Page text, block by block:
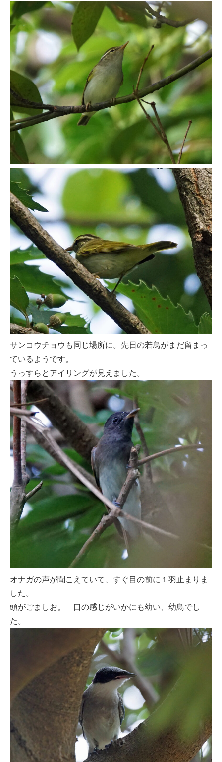
サンコウチョウも同じ場所に。先日の若鳥がまだ留まっ
ているようです。
うっすらとアイリングが見えました。
オナガの声が聞こえていて、すぐ目の前に１羽止まりま
した。
頭がごましお。 口の感じがいかにも幼い、幼鳥でし
た。